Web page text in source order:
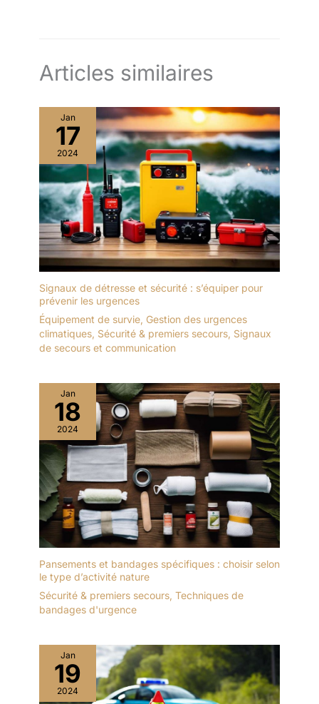
Articles similaires
Jan
17
2024
Signaux de détresse et sécurité : s’équiper pour
prévenir les urgences
Équipement de survie, Gestion des urgences
climatiques, Sécurité & premiers secours, Signaux
de secours et communication
Jan
18
2024
Pansements et bandages spécifiques : choisir selon
le type d’activité nature
Sécurité & premiers secours, Techniques de
bandages d'urgence
Jan
19
2024